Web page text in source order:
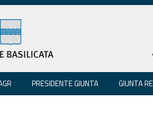
PRESIDENTE GIUNTA GIUNTA